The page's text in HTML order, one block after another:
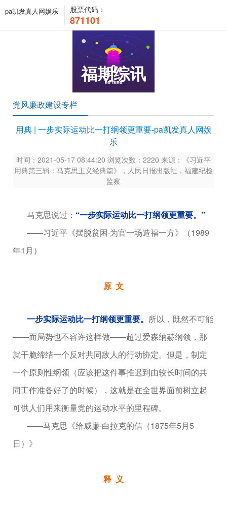
pa凯发真人网娱乐 股票代码：
871101
福期综讯
党风廉政建设专栏
用典 | 一步实际运动比一打纲领更重要-pa凯发真人网娱
乐
时间：2021-05-17 08:44:20 浏览次数：2220 来源：《习近平
用典第三辑：马克思主义经典篇》，人民日报出版社，福建纪检
监察
马克思说过： “一步实际运动比一打纲领更重要。”
——习近平《摆脱贫困·为官一场造福一方》（1989
年1月）
原 文
一步实际运动比一打纲领更重要。 所以，既然不可能
——而局势也不容许这样做——超过爱森纳赫纲领，那
就干脆缔结一个反对共同敌人的行动协定。但是，制定
一个原则性纲领（应该把这件事推迟到由较长时间的共
同工作准备好了的时候），这就是在全世界面前树立起
可供人们用来衡量党的运动水平的里程碑。
——马克思《给威廉·白拉克的信（1875年5月5
日）》
释 义